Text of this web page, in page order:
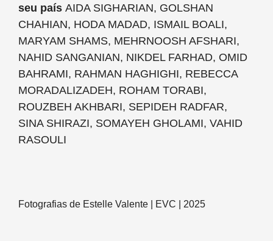
seu país AIDA SIGHARIAN, GOLSHAN
CHAHIAN, HODA MADAD, ISMAIL BOALI,
MARYAM SHAMS, MEHRNOOSH AFSHARI,
NAHID SANGANIAN, NIKDEL FARHAD, OMID
BAHRAMI, RAHMAN HAGHIGHI, REBECCA
MORADALIZADEH, ROHAM TORABI,
ROUZBEH AKHBARI, SEPIDEH RADFAR,
SINA SHIRAZI, SOMAYEH GHOLAMI, VAHID
RASOULI
Fotografias de Estelle Valente | EVC | 2025